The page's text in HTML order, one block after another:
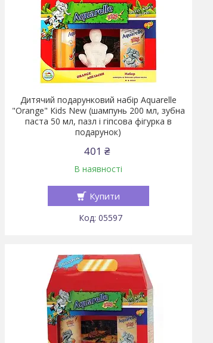
Дитячий подарунковий набір Aquarelle
"Orange" Кids New (шампунь 200 мл, зубна
паста 50 мл, пазл і гіпсова фігурка в
подарунок)
401 ₴
В наявності
Купити
05597